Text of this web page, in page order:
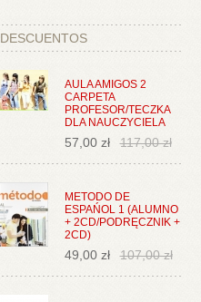
DESCUENTOS
AULA AMIGOS 2
CARPETA
PROFESOR/TECZKA
DLA NAUCZYCIELA
57,00 zł 117,00 zł
METODO DE
ESPAŃOL 1 (ALUMNO
+ 2CD/PODRĘCZNIK +
2CD)
49,00 zł 107,00 zł